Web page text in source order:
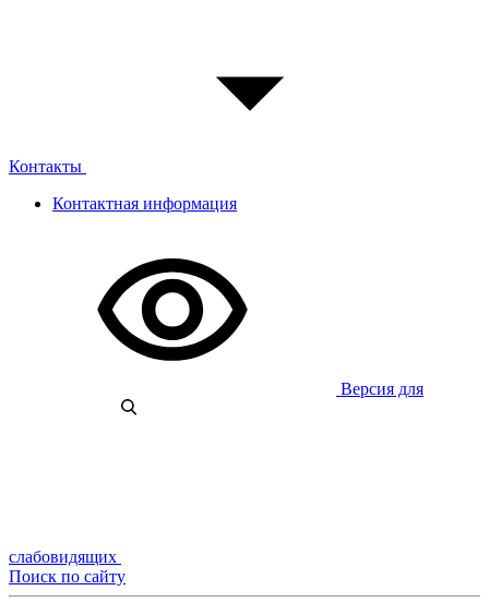
Контакты
Контактная информация
Версия для
слабовидящих
Поиск по сайту